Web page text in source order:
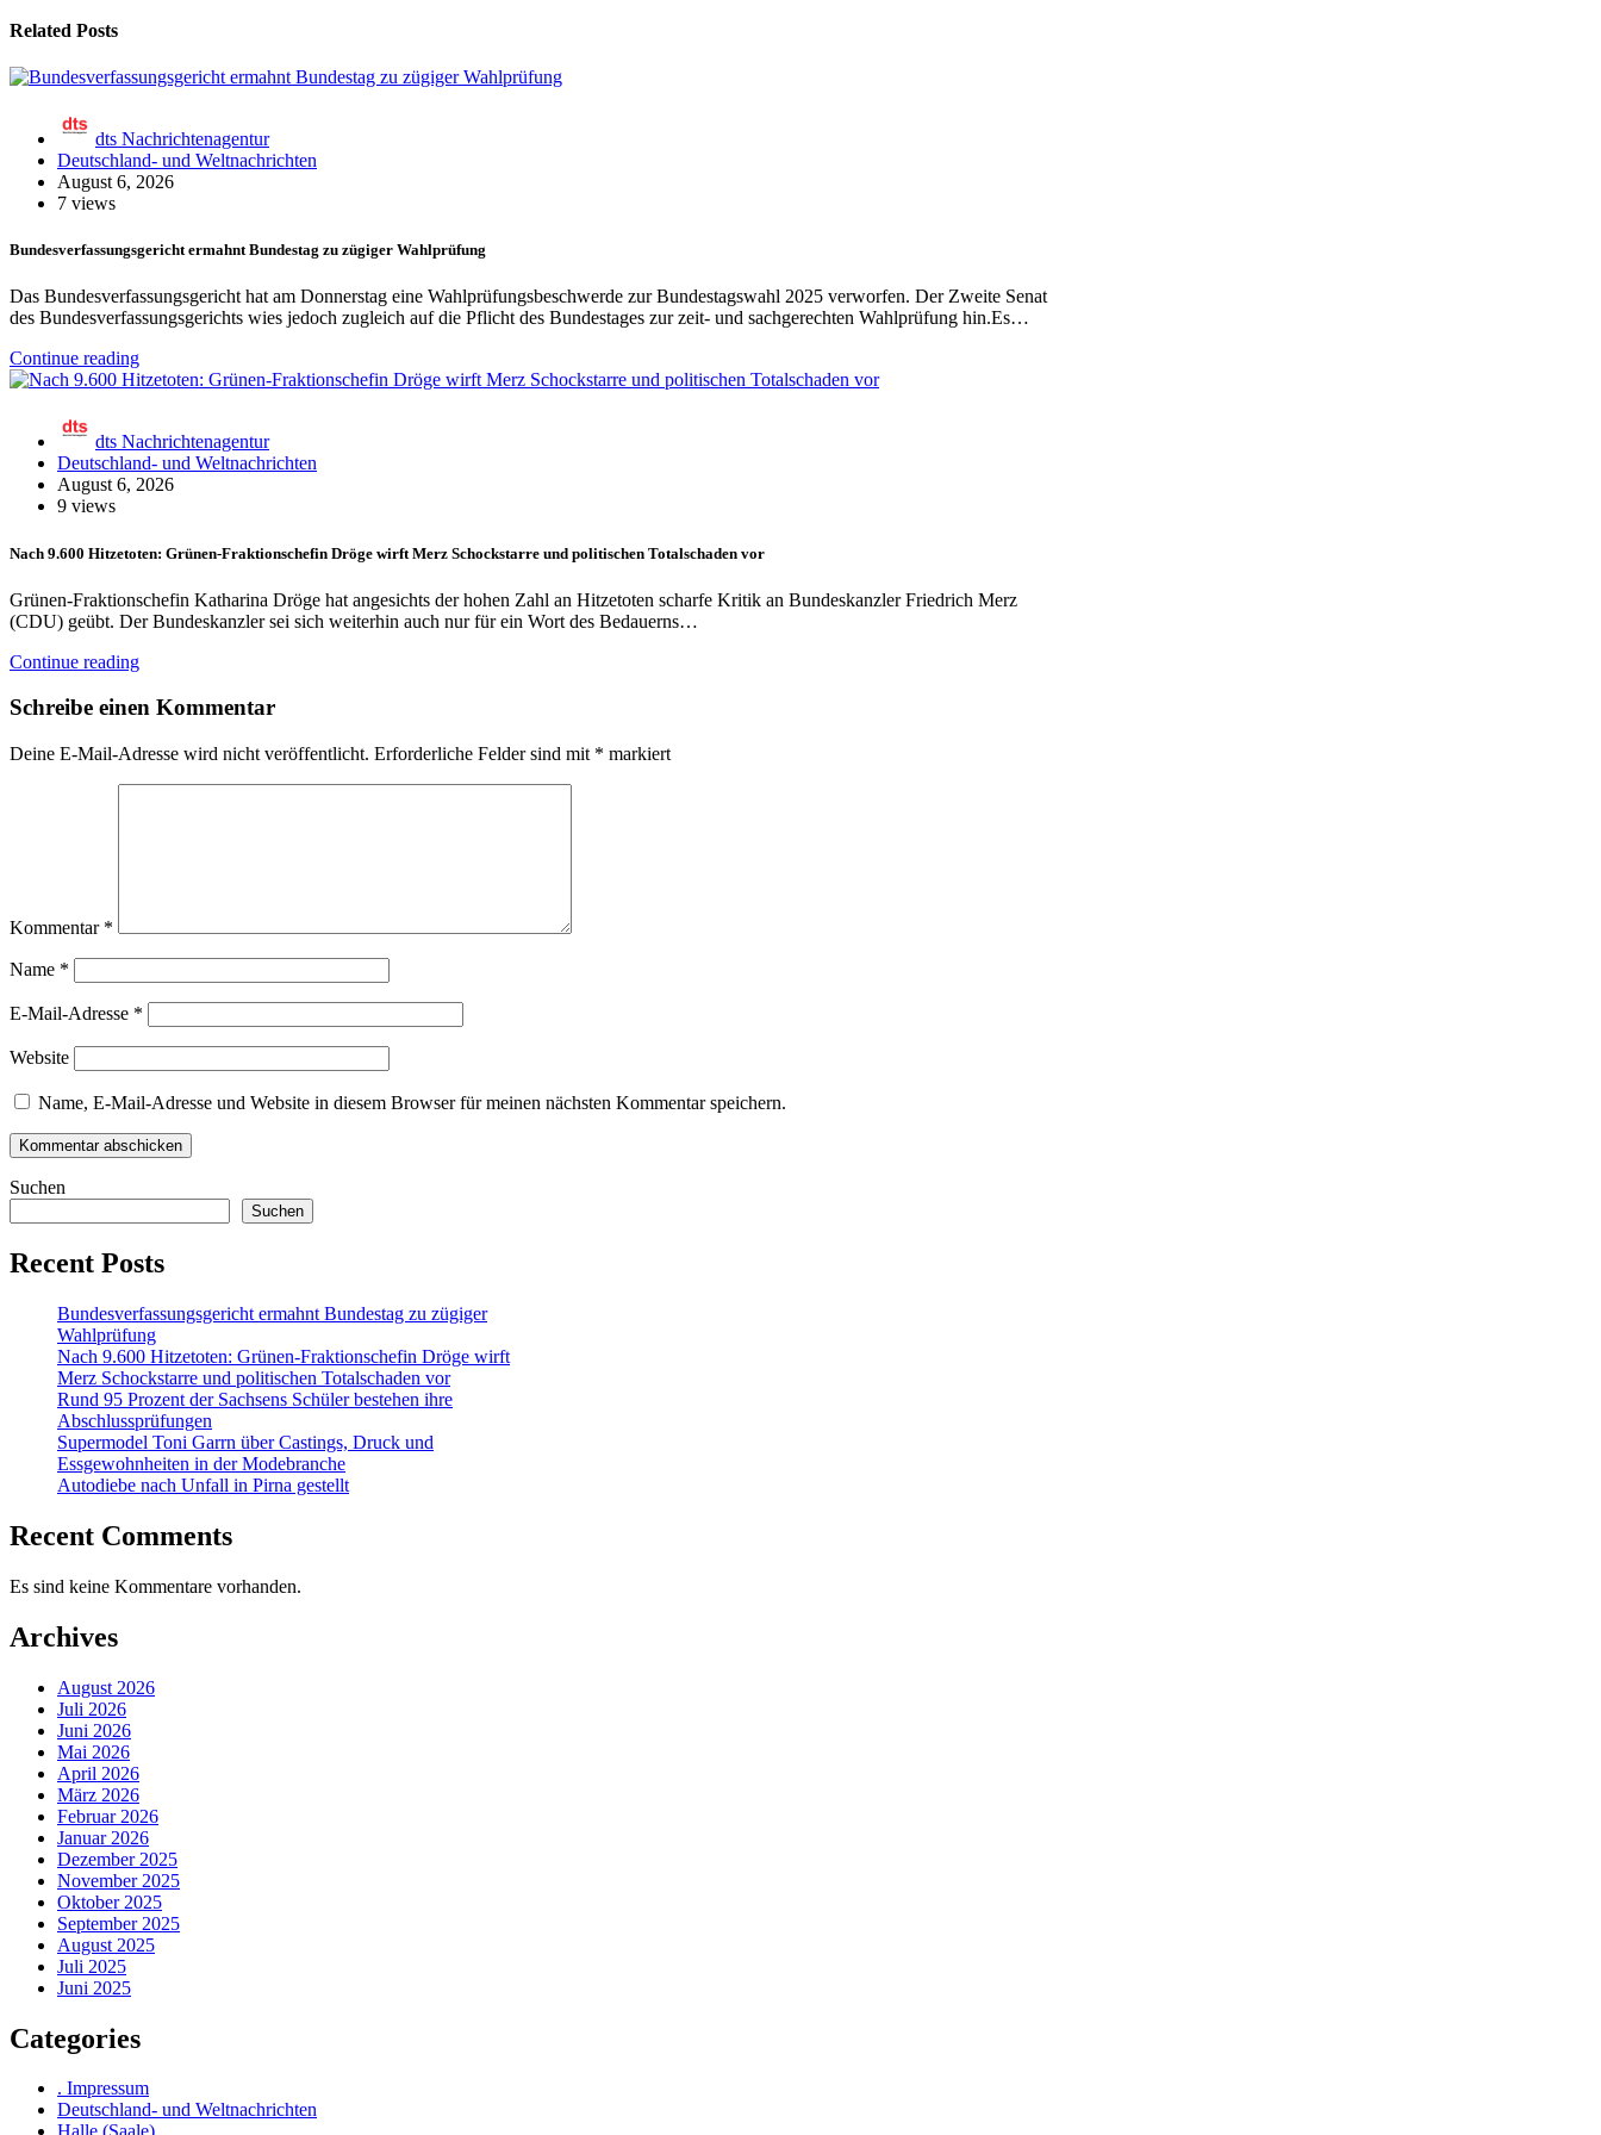
Related Posts
dts Nachrichtenagentur
Deutschland- und Weltnachrichten
August 6, 2026
7 views
Bundesverfassungsgericht ermahnt Bundestag zu zügiger Wahlprüfung
Das Bundesverfassungsgericht hat am Donnerstag eine Wahlprüfungsbeschwerde zur Bundestagswahl 2025 verworfen. Der Zweite Senat
des Bundesverfassungsgerichts wies jedoch zugleich auf die Pflicht des Bundestages zur zeit- und sachgerechten Wahlprüfung hin.Es…
Continue reading
dts Nachrichtenagentur
Deutschland- und Weltnachrichten
August 6, 2026
9 views
Nach 9.600 Hitzetoten: Grünen-Fraktionschefin Dröge wirft Merz Schockstarre und politischen Totalschaden vor
Grünen-Fraktionschefin Katharina Dröge hat angesichts der hohen Zahl an Hitzetoten scharfe Kritik an Bundeskanzler Friedrich Merz
(CDU) geübt. Der Bundeskanzler sei sich weiterhin auch nur für ein Wort des Bedauerns…
Continue reading
Schreibe einen Kommentar
Deine E-Mail-Adresse wird nicht veröffentlicht. Erforderliche Felder sind mit * markiert
Kommentar *
Name *
E-Mail-Adresse *
Website
Name, E-Mail-Adresse und Website in diesem Browser für meinen nächsten Kommentar speichern.
Suchen
Suchen
Recent Posts
Bundesverfassungsgericht ermahnt Bundestag zu zügiger
Wahlprüfung
Nach 9.600 Hitzetoten: Grünen-Fraktionschefin Dröge wirft
Merz Schockstarre und politischen Totalschaden vor
Rund 95 Prozent der Sachsens Schüler bestehen ihre
Abschlussprüfungen
Supermodel Toni Garrn über Castings, Druck und
Essgewohnheiten in der Modebranche
Autodiebe nach Unfall in Pirna gestellt
Recent Comments
Es sind keine Kommentare vorhanden.
Archives
August 2026
Juli 2026
Juni 2026
Mai 2026
April 2026
März 2026
Februar 2026
Januar 2026
Dezember 2025
November 2025
Oktober 2025
September 2025
August 2025
Juli 2025
Juni 2025
Categories
. Impressum
Deutschland- und Weltnachrichten